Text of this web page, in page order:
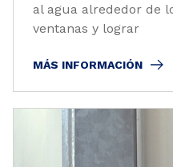
al agua alrededor de
ventanas y lograr
MÁS INFORMACIÓN